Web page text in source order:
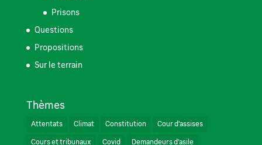
Prisons
Questions
Propositions
Sur le terrain
Thèmes
Attentats Climat Constitution Cour d'assises
Cours et tribunaux Covid Demandeurs d'asile